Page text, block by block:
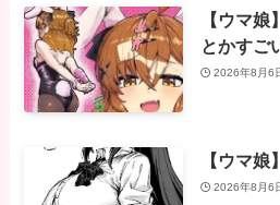
【ウマ
とかすご
2026年8月6
【ウマ
2026年8月6